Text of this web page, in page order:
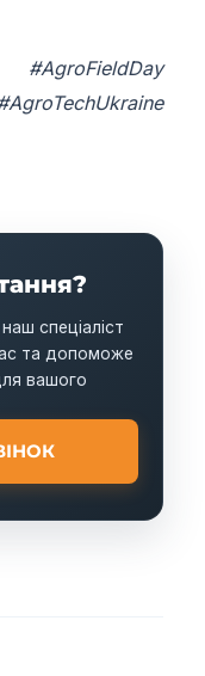
спеціаліст
та допоможе
вашого